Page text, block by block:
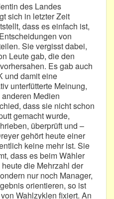
des Landes
sich in letzter Zeit
dass es einfach ist,
von
Sie vergisst dabei,
Leute gab, die den
Es gab auch
und damit eine
unterfütterte Meinung,
Medien
dass sie nicht schon
gemacht wurde,
überprüft und –
gehört heute einer
keine mehr ist. Sie
dass es beim Wähler
die Mehrzahl der
nur noch Manager,
orientieren, so ist
Wahlzyklen fixiert. An